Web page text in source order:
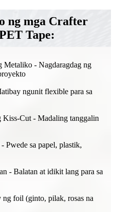
ng mga Crafter
Tape:
Metaliko - Nagdaragdag ng
ngunit flexible para sa
Cut - Madaling tanggalin
Pwede sa papel, plastik,
- Balatan at idikit lang para sa
foil (ginto, pilak, rosas na